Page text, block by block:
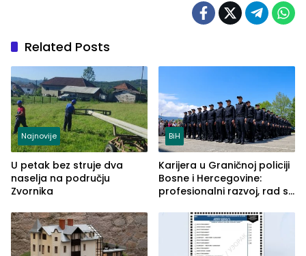
Related Posts
Najnovije
U petak bez struje dva
naselja na području
Zvornika
BiH
Karijera u Graničnoj policiji
Bosne i Hercegovine:
profesionalni razvoj, rad sa
služba građanima